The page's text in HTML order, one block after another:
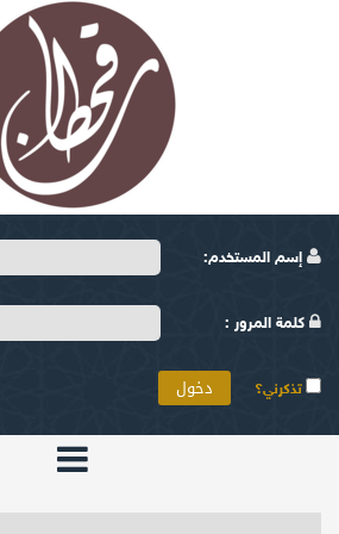
إسم المستخدم:
كلمة المرور :
تذكرني؟